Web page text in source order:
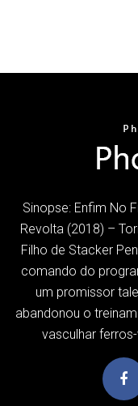
Sinopse: Enfim No
Revolta (2018) –
Filho de Stacker
comando do
um promissor
abandonou o
vasculhar